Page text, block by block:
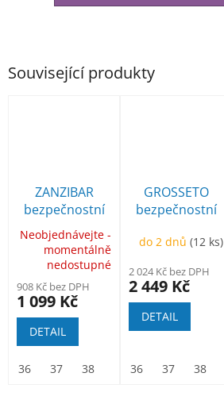
Související produkty
ZANZIBAR
bezpečnostní
sandál ESD
Neobjednávejte -
momentálně
nedostupné
908 Kč bez DPH
1 099 Kč
DETAIL
36 37 38
GROSSETO
bezpečnostní
do 2 dnů(12 ks)
2 024 Kč bez DPH
2 449 Kč
DETAIL
36 37 38